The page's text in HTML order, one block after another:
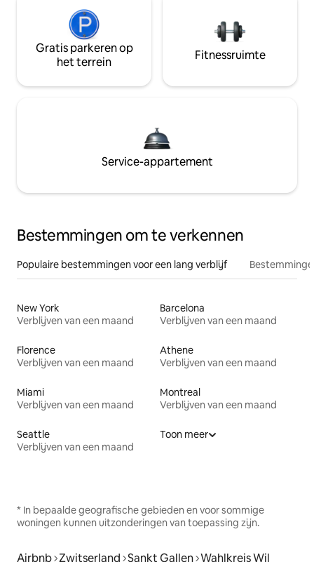
Gratis parkeren op
het terrein
Fitnessruimte
Service-appartement
Bestemmingen om te verkennen
Populaire bestemmingen voor een lang verblijf
New York
Verblijven van een maand
Barcelona
Verblijven van een maand
Florence
Verblijven van een maand
Athene
Verblijven van een maand
Miami
Verblijven van een maand
Montreal
Verblijven van een maand
Seattle
Verblijven van een maand
Toon meer
* In bepaalde geografische gebieden en voor sommige
woningen kunnen uitzonderingen van toepassing zijn.
Airbnb Zwitserland Sankt Gallen Wahlkreis Wil